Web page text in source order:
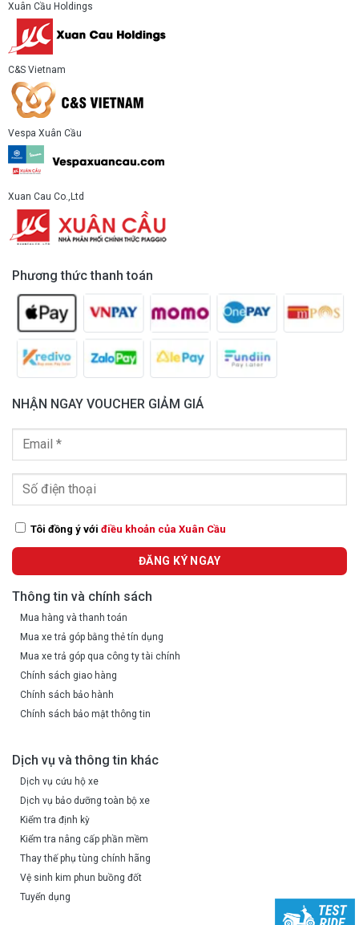
Xuân Cầu Holdings
C&S Vietnam
Vespa Xuân Cầu
Xuan Cau Co.,Ltd
Phương thức thanh toán
NHẬN NGAY VOUCHER GIẢM GIÁ
Tôi đồng ý với điều khoản của Xuân Cầu
Thông tin và chính sách
Mua hàng và thanh toán
Mua xe trả góp bằng thẻ tín dụng
Mua xe trả góp qua công ty tài chính
Chính sách giao hàng
Chính sách bảo hành
Chính sách bảo mật thông tin
Dịch vụ và thông tin khác
Dịch vụ cứu hộ xe
Dịch vụ bảo dưỡng toàn bộ xe
Kiểm tra định kỳ
Kiểm tra nâng cấp phần mềm
Thay thế phụ tùng chính hãng
Vệ sinh kim phun buồng đốt
Tuyển dụng